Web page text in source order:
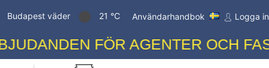
Budapest väder 21 °C Användarhandbok Logga in
FÖR AGENTER OCH